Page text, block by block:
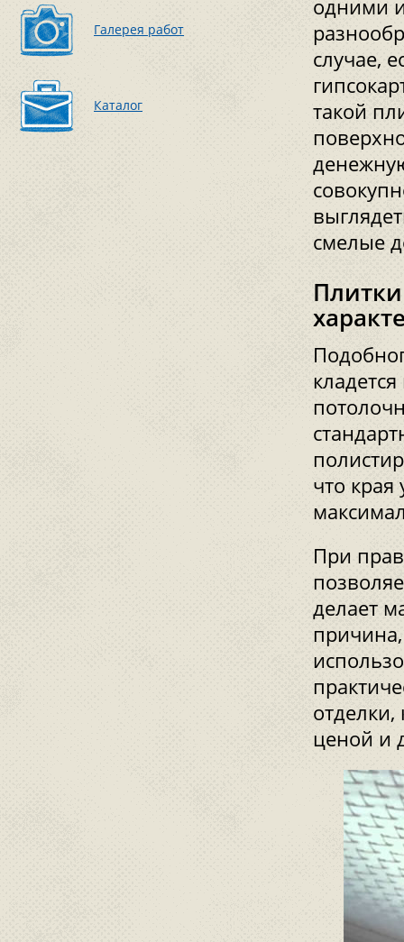
Галерея работ
Каталог
одними
случае,
такой
смелые
что
При
делает
ценой и